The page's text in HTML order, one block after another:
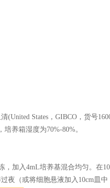
States，GIBCO，货号
养箱湿度为70%-80%。
加入4mL培养基混合均匀。在
（或将细胞悬液加入10cm皿